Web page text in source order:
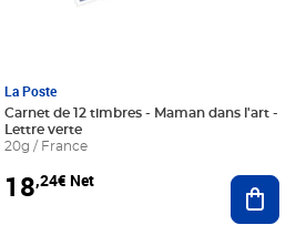
au panier
La Poste
Carnet de 12 timbres - Maman dans l'art -
Lettre verte
20g / France
18,24€ Net